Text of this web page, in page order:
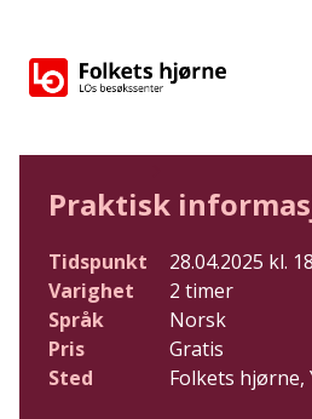
Praktisk
Tidspunkt
28.04.2025 kl.
Varighet
2 timer
Språk
Norsk
Pris
Gratis
Sted
Folkets hjørne,